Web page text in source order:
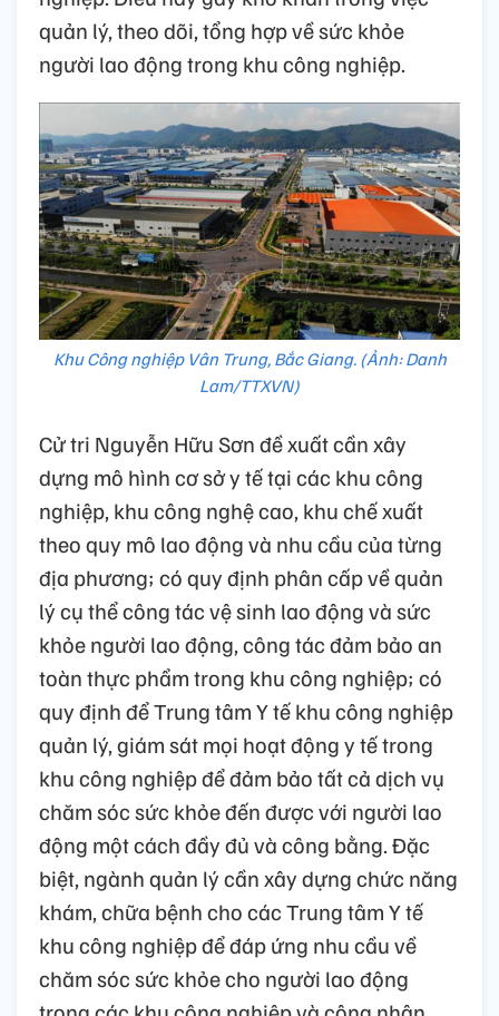
quản lý, theo dõi, tổng hợp về sức khỏe
người lao động trong khu công nghiệp.
Khu Công nghiệp Vân Trung, Bắc Giang. (Ảnh: Danh
Lam/TTXVN)
Cử tri Nguyễn Hữu Sơn đề xuất cần xây
dựng mô hình cơ sở y tế tại các khu công
nghiệp, khu công nghệ cao, khu chế xuất
theo quy mô lao động và nhu cầu của từng
địa phương; có quy định phân cấp về quản
lý cụ thể công tác vệ sinh lao động và sức
khỏe người lao động, công tác đảm bảo an
toàn thực phẩm trong khu công nghiệp; có
quy định để Trung tâm Y tế khu công nghiệp
quản lý, giám sát mọi hoạt động y tế trong
khu công nghiệp để đảm bảo tất cả dịch vụ
chăm sóc sức khỏe đến được với người lao
động một cách đầy đủ và công bằng. Đặc
biệt, ngành quản lý cần xây dựng chức năng
khám, chữa bệnh cho các Trung tâm Y tế
khu công nghiệp để đáp ứng nhu cầu về
chăm sóc sức khỏe cho người lao động